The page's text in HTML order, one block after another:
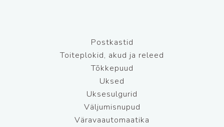
Postkastid
Toiteplokid, akud ja releed
Tõkkepuud
Uksed
Uksesulgurid
Väljumisnupud
Väravaautomaatika